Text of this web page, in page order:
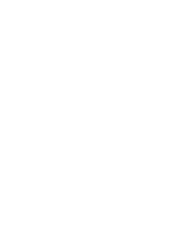
beantragen